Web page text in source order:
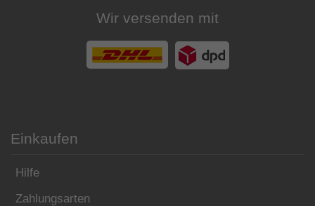
Wir versenden mit
Einkaufen
Hilfe
Zahlungsarten